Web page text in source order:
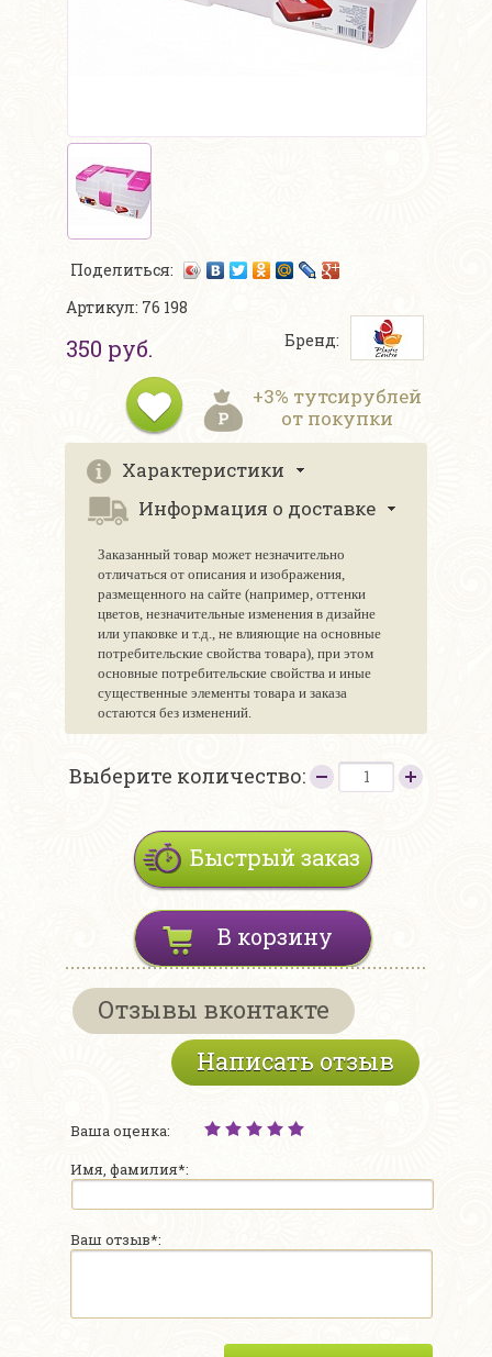
Поделиться:
Артикул: 76 198
350 руб. Бренд:
+3% тутсирублей
от покупки
Характеристики
Информация о доставке
Заказанный товар может незначительно
отличаться от описания и изображения,
размещенного на сайте (например, оттенки
цветов, незначительные изменения в дизайне
или упаковке и т.д., не влияющие на основные
потребительские свойства товара), при этом
основные потребительские свойства и иные
существенные элементы товара и заказа
остаются без изменений.
Выберите количество:
Быстрый заказ
В корзину
Отзывы вконтакте
Написать отзыв
Ваша оценка:
Имя, фамилия*:
Ваш отзыв*: